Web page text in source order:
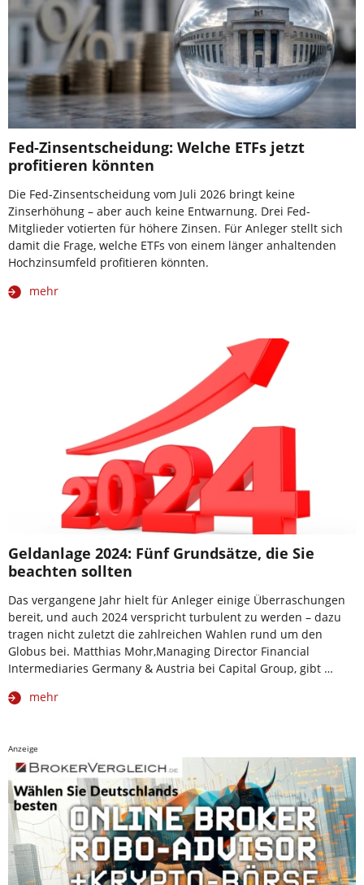
Fed-Zinsentscheidung: Welche ETFs jetzt
profitieren könnten
Die Fed-Zinsentscheidung vom Juli 2026 bringt keine
Zinserhöhung – aber auch keine Entwarnung. Drei Fed-
Mitglieder votierten für höhere Zinsen. Für Anleger stellt sich
damit die Frage, welche ETFs von einem länger anhaltenden
Hochzinsumfeld profitieren könnten.
mehr
Geldanlage 2024: Fünf Grundsätze, die Sie
beachten sollten
Das vergangene Jahr hielt für Anleger einige Überraschungen
bereit, und auch 2024 verspricht turbulent zu werden – dazu
tragen nicht zuletzt die zahlreichen Wahlen rund um den
Globus bei. Matthias Mohr,Managing Director Financial
Intermediaries Germany & Austria bei Capital Group, gibt …
mehr
Anzeige